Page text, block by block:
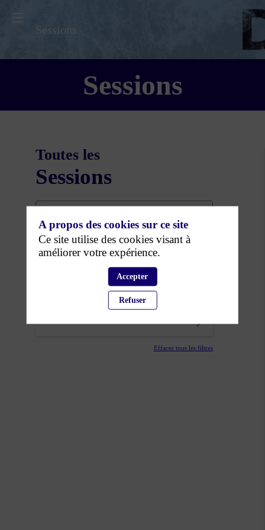
Sessions
Sessions
Toutes les
Sessions
DATES
Effacer tous les filtres
A propos des cookies sur ce site
Ce site utilise des cookies visant à
améliorer votre expérience.
Accepter
Refuser